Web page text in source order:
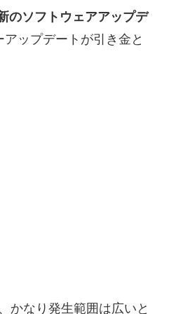
のソフトウェアアップデ
ップデートが引き金と
かなり発生範囲は広いと